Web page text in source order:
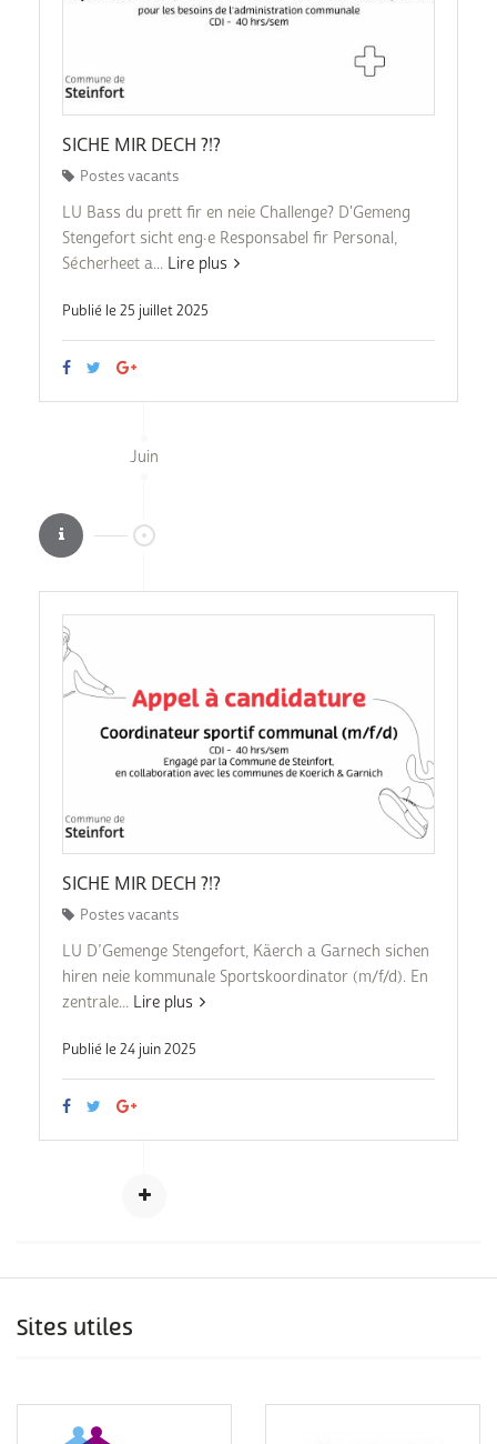
SICHE MIR DECH ?!?
Postes vacants
LU Bass du prett fir en neie Challenge? D'Gemeng
Stengefort sicht eng·e Responsabel fir Personal,
Sécherheet a... Lire plus
Publié le 25 juillet 2025
Juin
SICHE MIR DECH ?!?
Postes vacants
LU D’Gemenge Stengefort, Käerch a Garnech sichen
hiren neie kommunale Sportskoordinator (m/f/d). En
zentrale... Lire plus
Publié le 24 juin 2025
Sites utiles